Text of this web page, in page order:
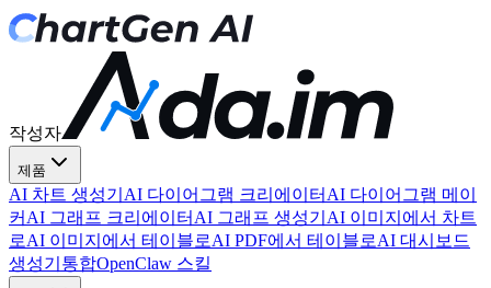
작성자
제품
AI 차트 생성기 AI 다이어그램 크리에이터 AI 다이어그램 메이
커 AI 그래프 크리에이터 AI 그래프 생성기 AI 이미지에서 차트
로AI 이미지에서 테이블로AI PDF에서 테이블로AI 대시보드
생성기 통합OpenClaw 스킬